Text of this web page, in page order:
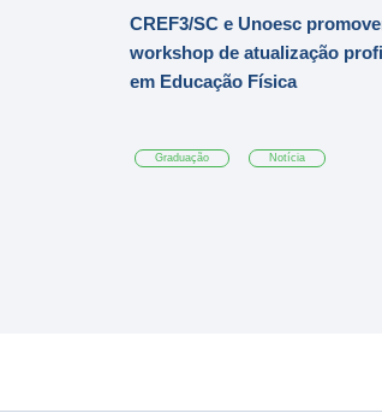
CREF3/SC e Unoesc
workshop de atualização
em Educação Física
Graduação Notícia